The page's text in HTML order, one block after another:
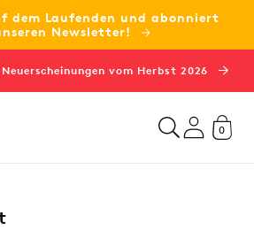
dem Laufenden und abonniert
Newsletter!
vom Herbst 2026
0